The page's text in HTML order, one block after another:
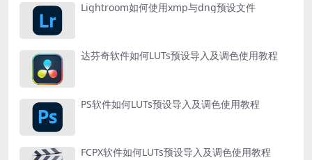
Lightroom如何使用xmp与dng预设文件
达芬奇软件如何LUTs预设导入及调色使用教程
PS软件如何LUTs预设导入及调色使用教程
FCPX软件如何LUTs预设导入及调色使用教程